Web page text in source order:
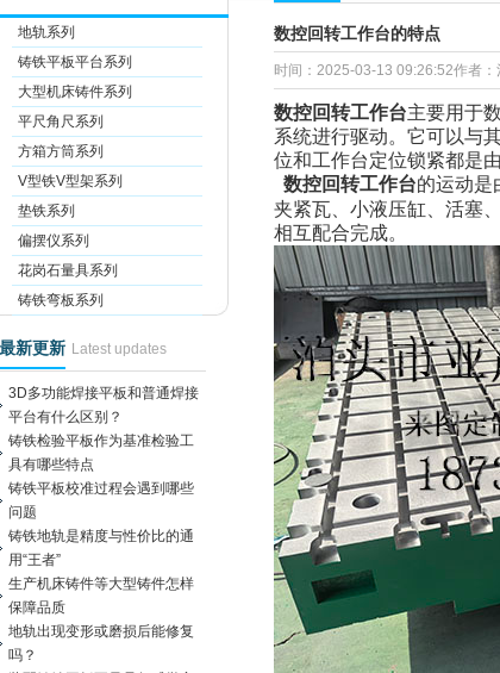
地轨系列
铸铁平板平台系列
大型机床铸件系列
平尺角尺系列
方箱方筒系列
V型铁V型架系列
垫铁系列
偏摆仪系列
花岗石量具系列
铸铁弯板系列
最新更新 Latest updates
3D多功能焊接平板和普通焊接
平台有什么区别？
铸铁检验平板作为基准检验工
具有哪些特点
铸铁平板校准过程会遇到哪些
问题
铸铁地轨是精度与性价比的通
用“王者”
生产机床铸件等大型铸件怎样
保障品质
地轨出现变形或磨损后能修复
吗？
数控回转工作台的特点
时间：2025-03-13 09:26:52作者
数控回转工作台主要用于
系统进行驱动。它可以与
位和工作台定位锁紧都是
数控回转工作台的运动是
夹紧瓦、小液压缸、活塞
相互配合完成。